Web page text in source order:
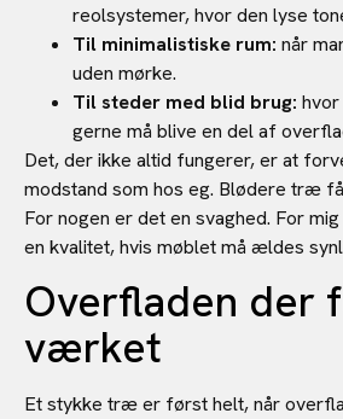
reolsystemer, hvor den lyse
Til minimalistiske rum: når
uden mørke.
Til steder med blid brug:
gerne må blive en del af
Det, der ikke altid fungerer, er at
modstand som hos eg. Blødere træ
For nogen er det en svaghed. For
en kvalitet, hvis møblet må ældes
Overfladen der
værket
Et stykke træ er først helt, når